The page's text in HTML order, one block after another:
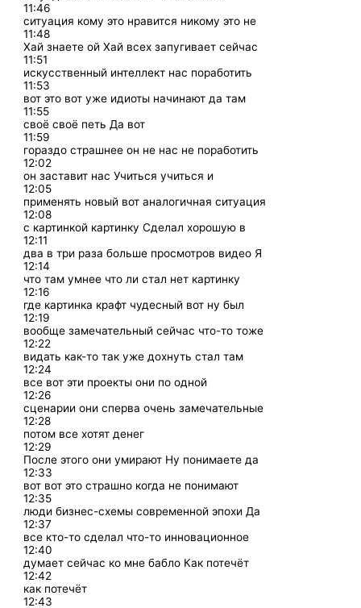
11:46
ситуация кому это нравится никому это не
11:48
Хай знаете ой Хай всех запугивает сейчас
11:51
искусственный интеллект нас поработить
11:53
вот это вот уже идиоты начинают да там
11:55
своё своё петь Да вот
11:59
гораздо страшнее он не нас не поработить
12:02
он заставит нас Учиться учиться и
12:05
применять новый вот аналогичная ситуация
12:08
с картинкой картинку Сделал хорошую в
12:11
два в три раза больше просмотров видео Я
12:14
что там умнее что ли стал нет картинку
12:16
где картинка крафт чудесный вот ну был
12:19
вообще замечательный сейчас что-то тоже
12:22
видать как-то так уже дохнуть стал там
12:24
все вот эти проекты они по одной
12:26
сценарии они сперва очень замечательные
12:28
потом все хотят денег
12:29
После этого они умирают Ну понимаете да
12:33
вот вот это страшно когда не понимают
12:35
люди бизнес-схемы современной эпохи Да
12:37
все кто-то сделал что-то инновационное
12:40
думает сейчас ко мне бабло Как потечёт
12:42
как потечёт
12:43